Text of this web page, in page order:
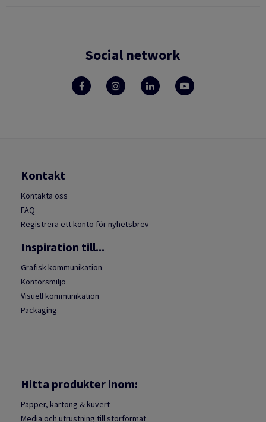
Social network
Kontakt
Kontakta oss
FAQ
Registrera ett konto för nyhetsbrev
Inspiration till...
Grafisk kommunikation
Kontorsmiljö
Visuell kommunikation
Packaging
Hitta produkter inom:
Papper, kartong & kuvert
Media och utrustning till storformat